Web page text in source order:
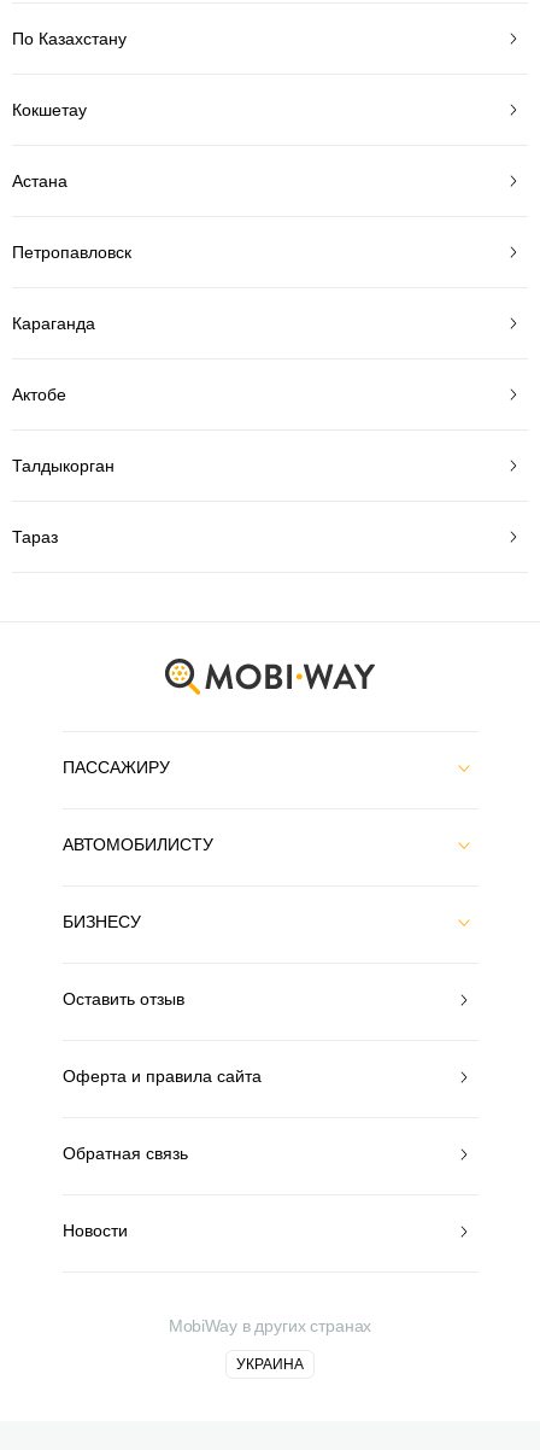
По Казахстану
Кокшетау
Астана
Петропавловск
Караганда
Актобе
Талдыкорган
Тараз
ПАССАЖИРУ
АВТОМОБИЛИСТУ
БИЗНЕСУ
Оставить отзыв
Оферта и правила сайта
Обратная связь
Новости
MobiWay в других странах
УКРАИНА